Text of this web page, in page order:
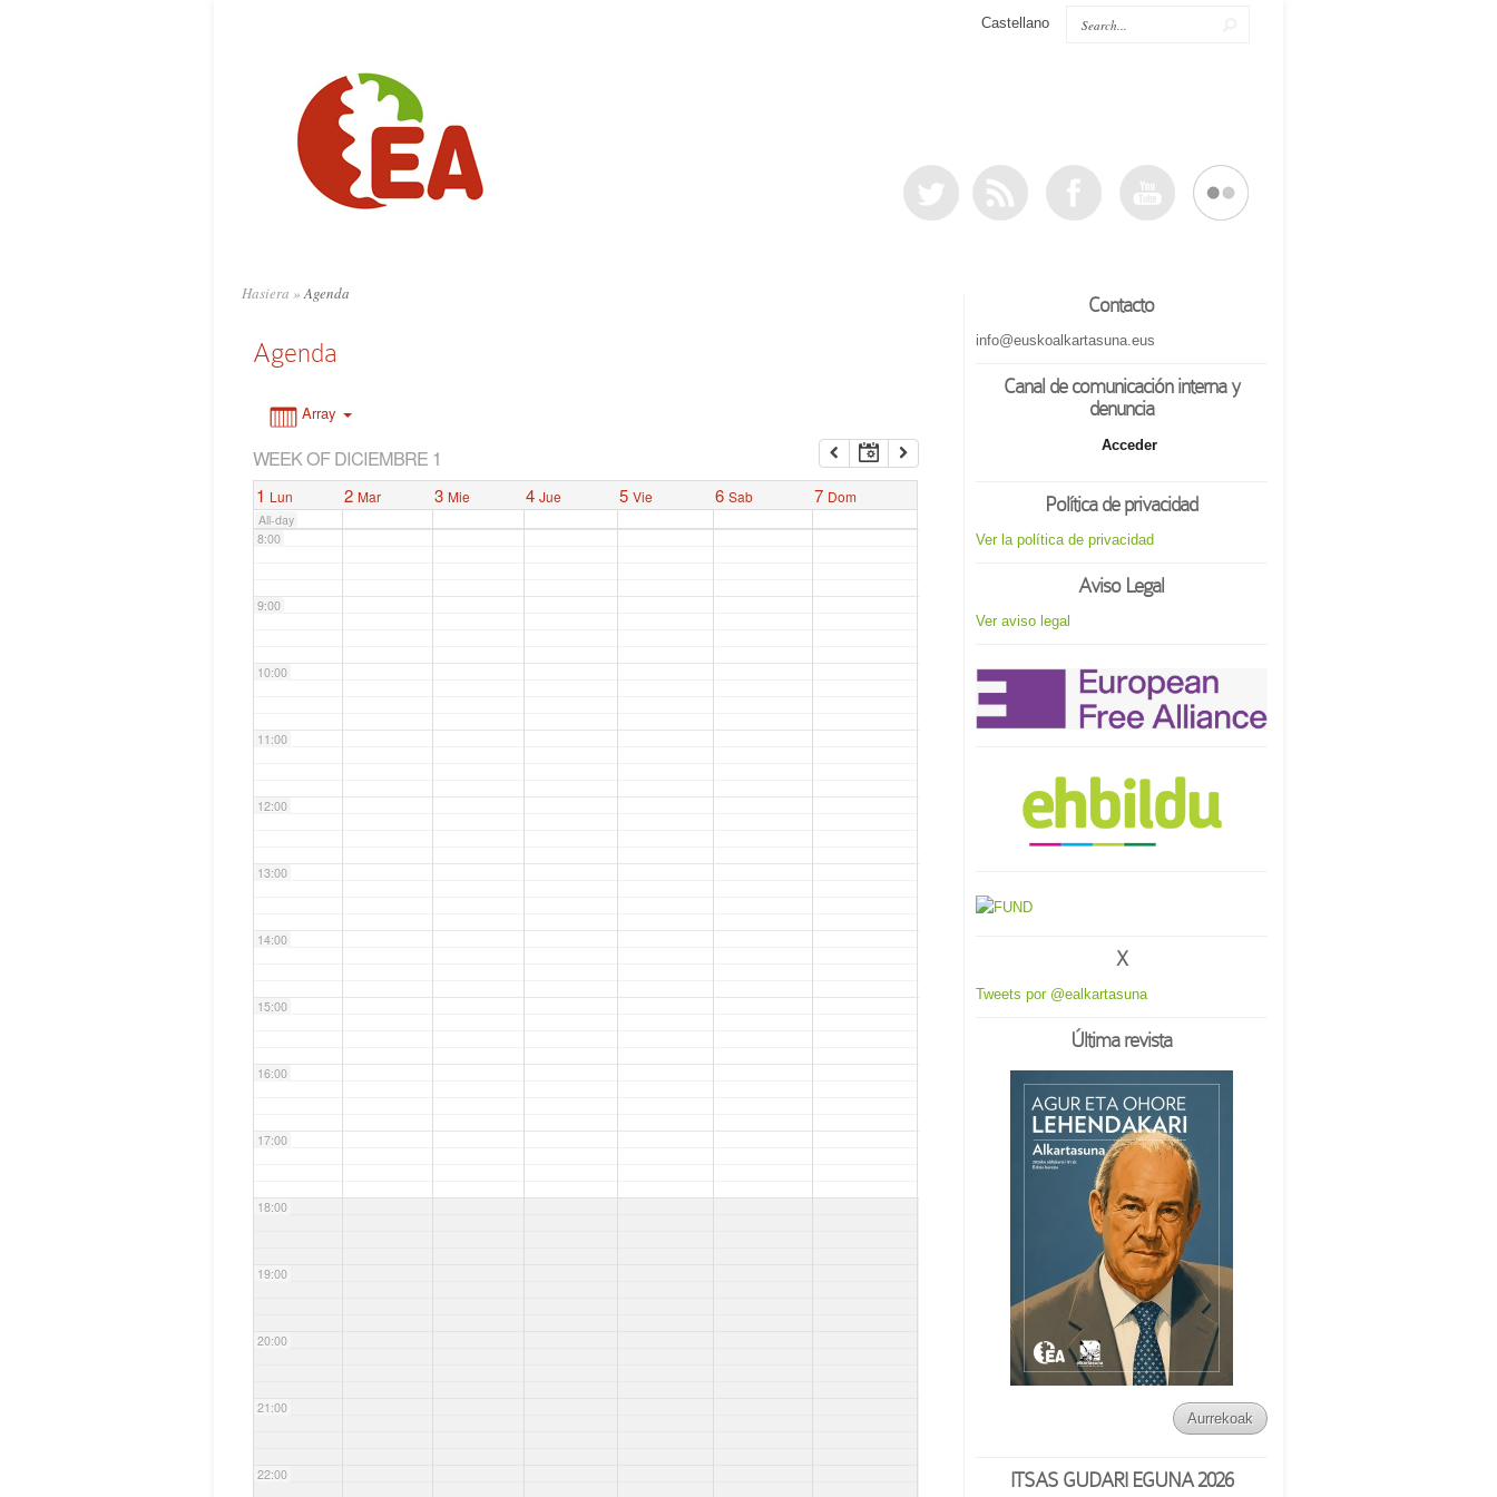
Castellano
Hasiera »Agenda
Agenda
Array
WEEK OF DICIEMBRE 1
1 Lun 2 Mar 3 Mie 4 Jue 5 Vie 6 Sab 7 Dom
All-day
6:00
8:00
9:00
10:00
11:00
12:00
13:00
14:00
15:00
16:00
17:00
18:00
19:00
20:00
21:00
22:00
Contacto
info@euskoalkartasuna.eus
Canal de comunicación interna y
denuncia
Acceder
Política de privacidad
Ver la política de privacidad
Aviso Legal
Ver aviso legal
X
Tweets por @ealkartasuna
Última revista
Aurrekoak
ITSAS GUDARI EGUNA 2026